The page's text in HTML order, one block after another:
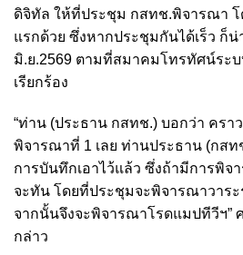
ดิจิทัล ให้ที่ประชุม กสทช.พิจารณา โ
แรกด้วย ซึ่งหากประชุมกันได้เร็ว ก็
มิ.ย.2569 ตามที่สมาคมโทรทัศน์ระบ
เรียกร้อง
“ท่าน (ประธาน กสทช.) บอกว่า ครา
พิจารณาที่ 1 เลย ท่านประธาน (กสท
การบันทึกเอาไว้แล้ว ซึ่งถ้ามีการพิจ
จะทัน โดยที่ประชุมจะพิจารณาวาร
จากนั้นจึงจะพิจารณาโรดแมปทีวีฯ”
กล่าว